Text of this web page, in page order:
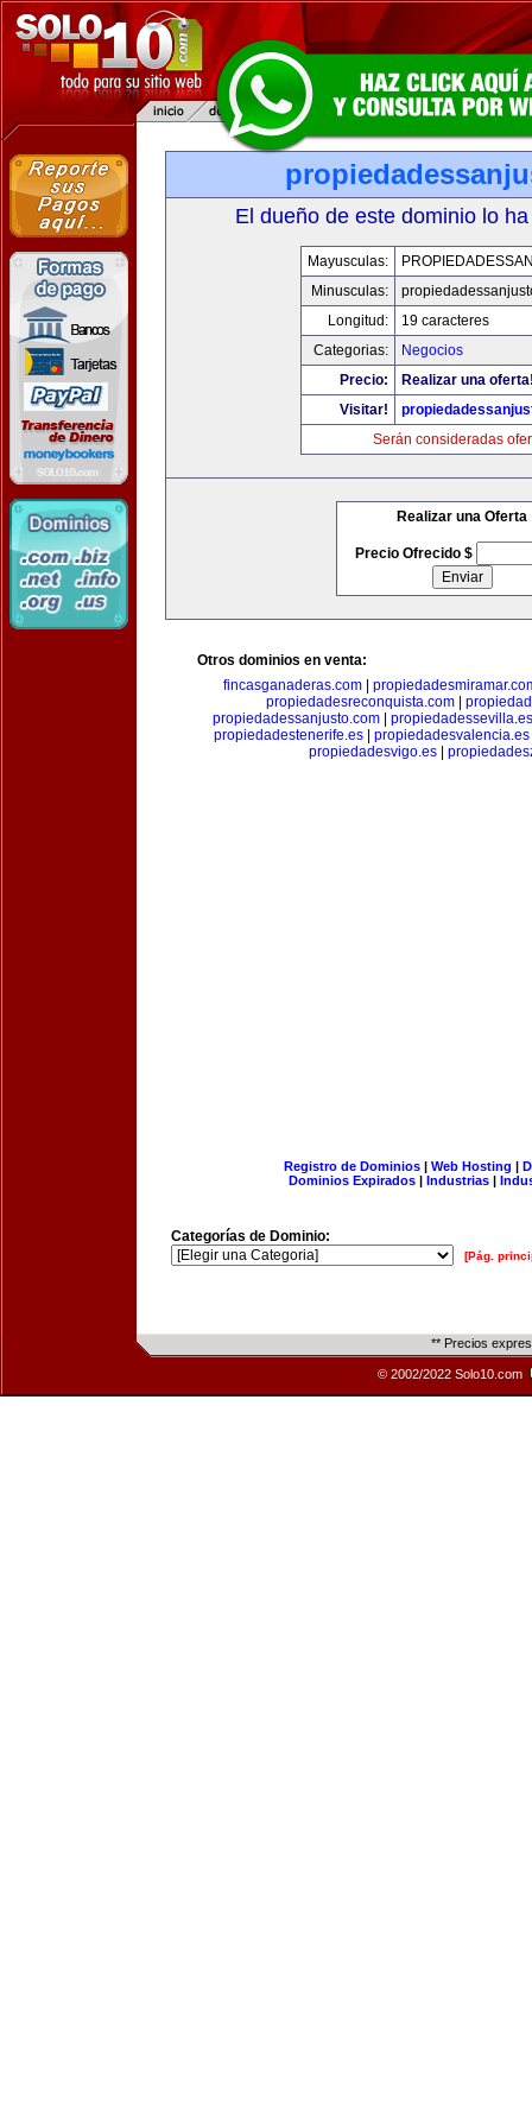
El dueño de este dominio lo
Mayusculas:
Minusculas:
Longitud:
19 caracteres
Categorias:
Negocios
Precio:
Realizar una
Visitar!
Serán consideradas
Realizar una Oferta
Precio Ofrecido $
Otros dominios en venta:
fincasganaderas.com
propiedadesreconquista.com
propiedadessanjusto.com| propiedadessevilla.es
propiedadestenerife.es| propiedadesvalencia.es
propiedadesvigo.es|
Registro de Dominios| Web Hosting |
Dominios Expirados | Industrias |
Categorías de Dominio:
[Pág.
** Precios
© 2002/2022 Solo10.com